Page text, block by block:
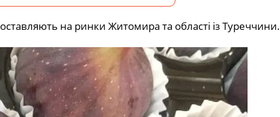
на ринки Житомира та області із Туреччини.